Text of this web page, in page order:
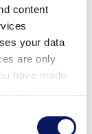
content
your data
are only
have made
der
wird,
Trinkgelder